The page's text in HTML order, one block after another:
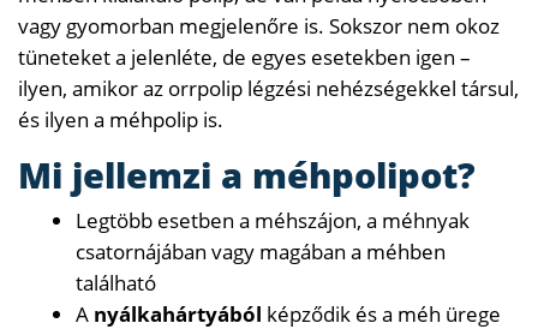
vagy gyomorban megjelenőre is. Sokszor nem okoz
tüneteket a jelenléte, de egyes esetekben igen –
ilyen, amikor az orrpolip légzési nehézségekkel társul,
és ilyen a méhpolip is.
Mi jellemzi a méhpolipot?
Legtöbb esetben a méhszájon, a méhnyak
csatornájában vagy magában a méhben
található
A nyálkahártyából képződik és a méh ürege